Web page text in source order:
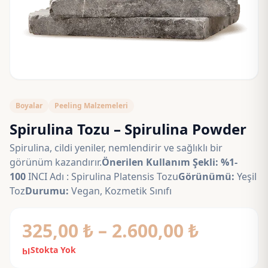
Boyalar Peeling Malzemeleri
Spirulina Tozu – Spirulina Powder
Spirulina, cildi yeniler, nemlendirir ve sağlıklı bir
görünüm kazandırır.Önerilen Kullanım Şekli: %1-
100INCI Adı : Spirulina Platensis TozuGörünümü: Yeşil
TozDurumu: Vegan, Kozmetik Sınıfı
325,00 ₺ – 2.600,00 ₺Fiyat
block
Stokta Yok